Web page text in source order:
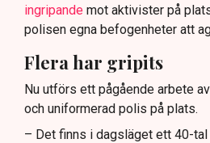
ingripande mot aktivister på
polisen egna befogenheter att
Flera har gripits
Nu utförs ett pågående arbete
och uniformerad polis på plats.
– Det finns i dagsläget ett 40-